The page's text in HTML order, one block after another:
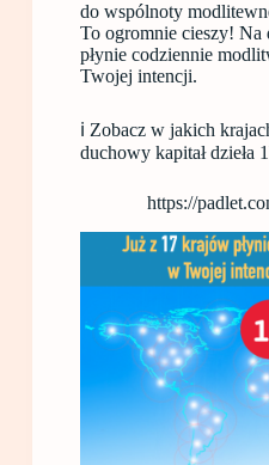
do wspólnoty
To ogromnie cieszy! Na
płynie codziennie
Twojej intencji.
ℹ️ Zobacz w jakich
duchowy kapitał dzieła
https://